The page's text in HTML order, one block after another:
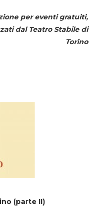
per eventi gratuiti,
dal Teatro Stabile di
Torino
(parte II)